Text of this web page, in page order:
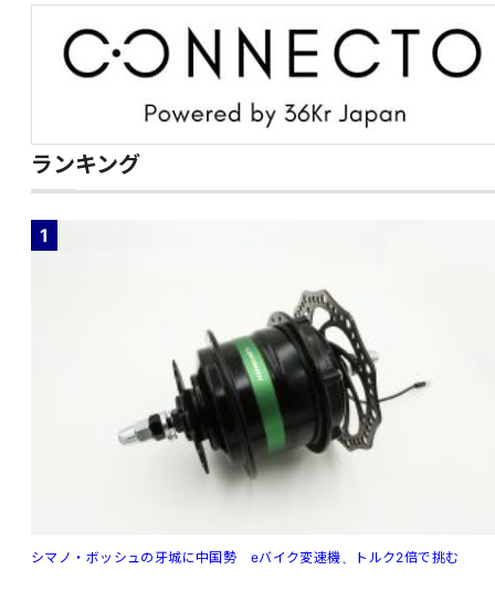
ランキング
1
シマノ・ボッシュの牙城に中国勢 eバイク変速機、トルク2倍で挑む